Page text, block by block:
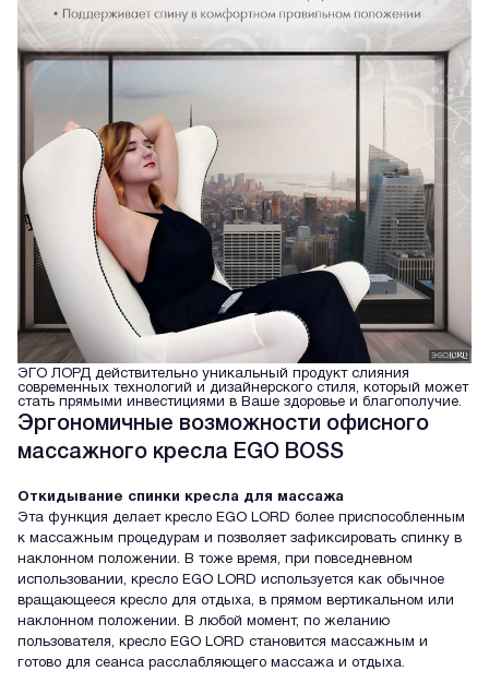
ЭГО ЛОРД действительно уникальный продукт слияния
современных технологий и дизайнерского стиля, который может
стать прямыми инвестициями в Ваше здоровье и благополучие.
Эргономичные возможности офисного
массажного кресла EGO BOSS
Откидывание спинки кресла для массажа
Эта функция делает кресло EGO LORD более приспособленным
к массажным процедурам и позволяет зафиксировать спинку в
наклонном положении. В тоже время, при повседневном
использовании, кресло EGO LORD используется как обычное
вращающееся кресло для отдыха, в прямом вертикальном или
наклонном положении. В любой момент, по желанию
пользователя, кресло EGO LORD становится массажным и
готово для сеанса расслабляющего массажа и отдыха.